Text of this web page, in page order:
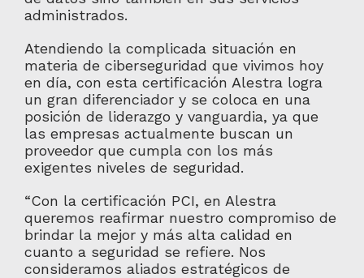
administrados.
Atendiendo la complicada situación en
materia de ciberseguridad que vivimos hoy
en día, con esta certificación Alestra logra
un gran diferenciador y se coloca en una
posición de liderazgo y vanguardia, ya que
las empresas actualmente buscan un
proveedor que cumpla con los más
exigentes niveles de seguridad.
“Con la certificación PCI, en Alestra
queremos reafirmar nuestro compromiso de
brindar la mejor y más alta calidad en
cuanto a seguridad se refiere. Nos
consideramos aliados estratégicos de